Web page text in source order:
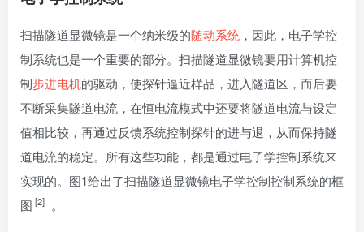
扫描隧道显微镜是一个纳米级的随动系统 ，因此，电子学控
制系统也是一个重要的部分。扫描隧道显微镜要用计算机控
制步进电机的驱动，使探针逼近样品，进入隧道区，而后要
不断采集隧道电流，在恒电流模式中还要将隧道电流与设定
值相比较，再通过反馈系统控制探针的进与退，从而保持隧
道电流的稳定。所有这些功能，都是通过电子学控制系统来
实现的。图1给出了扫描隧道显微镜电子学控制控制系统的框
图 [2] 。